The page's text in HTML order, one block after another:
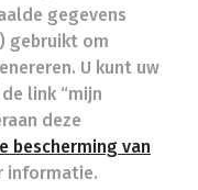
112905
der Apothekers,
1060 Brussel
plichtenleer
zorg
gegevens
gebruikt om
U kunt uw
link “mijn
deze
bescherming van
informatie.